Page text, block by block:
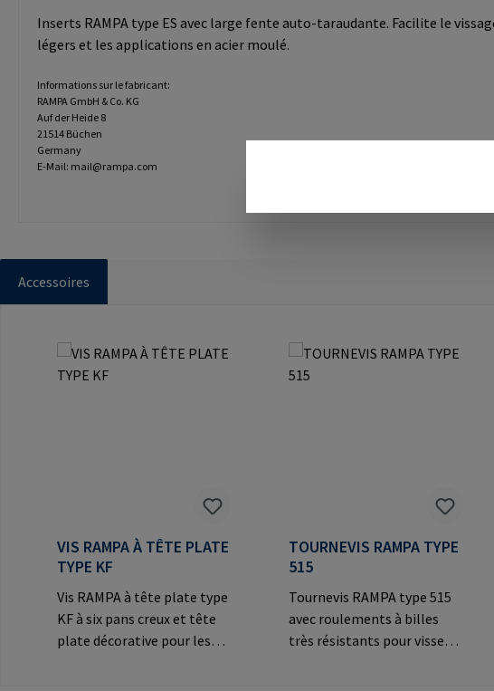
Inserts RAMPA type ES avec large fente auto-taraudante. Facilite le
légers et les applications en acier moulé.
Informations sur le fabricant:
RAMPA GmbH & Co. KG
Auf der Heide 8
21514 Büchen
Germany
E-Mail: mail@rampa.com
Accessoires
VIS RAMPA À TÊTE PLATE
TYPE KF
Vis RAMPA à tête plate type
KF à six pans creux et tête
plate décorative pour les
TOURNEVIS RAMPA TYPE
515
Tournevis RAMPA type 515
avec roulements à billes
très résistants pour visser